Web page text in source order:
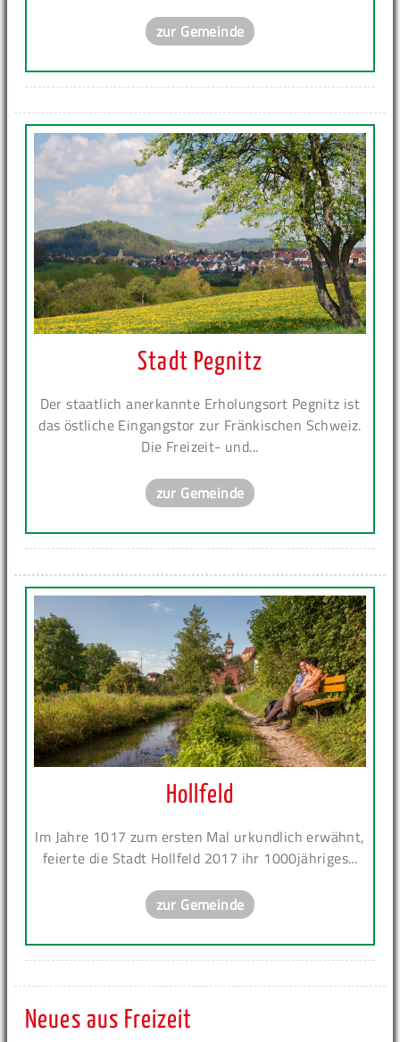
zur Gemeinde
Stadt Pegnitz
Der staatlich anerkannte Erholungsort Pegnitz ist
das östliche Eingangstor zur Fränkischen Schweiz.
Die Freizeit- und...
zur Gemeinde
Hollfeld
Im Jahre 1017 zum ersten Mal urkundlich erwähnt,
feierte die Stadt Hollfeld 2017 ihr 1000jähriges...
zur Gemeinde
Neues aus Freizeit